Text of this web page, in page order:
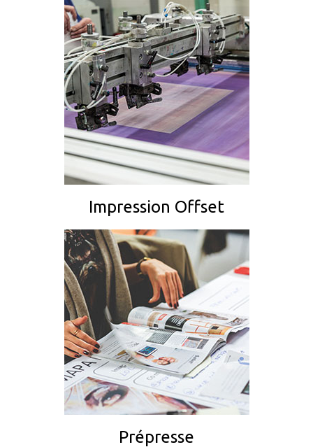
Impression Offset
Prépresse